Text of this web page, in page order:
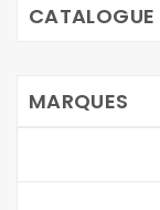
CATALOGUE
MARQUES